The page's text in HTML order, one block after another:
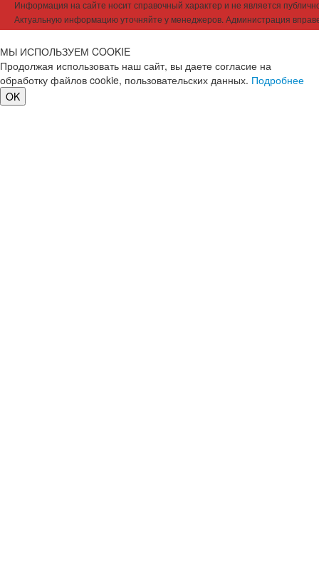
Информация на сайте носит справочный характер и не является
Актуальную информацию уточняйте у менеджеров. Администрация
МЫ ИСПОЛЬЗУЕМ COOKIE
Продолжая использовать наш сайт, вы даете согласие на
обработку файлов cookie, пользовательских данных. Подробнее
OK